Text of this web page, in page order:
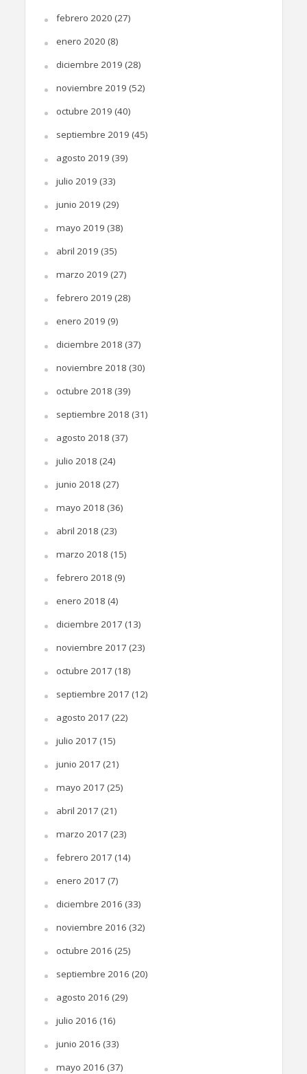
febrero 2020 (27)
enero 2020 (8)
diciembre 2019 (28)
noviembre 2019 (52)
octubre 2019 (40)
septiembre 2019 (45)
agosto 2019 (39)
julio 2019 (33)
junio 2019 (29)
mayo 2019 (38)
abril 2019 (35)
marzo 2019 (27)
febrero 2019 (28)
enero 2019 (9)
diciembre 2018 (37)
noviembre 2018 (30)
octubre 2018 (39)
septiembre 2018 (31)
agosto 2018 (37)
julio 2018 (24)
junio 2018 (27)
mayo 2018 (36)
abril 2018 (23)
marzo 2018 (15)
febrero 2018 (9)
enero 2018 (4)
diciembre 2017 (13)
noviembre 2017 (23)
octubre 2017 (18)
septiembre 2017 (12)
agosto 2017 (22)
julio 2017 (15)
junio 2017 (21)
mayo 2017 (25)
abril 2017 (21)
marzo 2017 (23)
febrero 2017 (14)
enero 2017 (7)
diciembre 2016 (33)
noviembre 2016 (32)
octubre 2016 (25)
septiembre 2016 (20)
agosto 2016 (29)
julio 2016 (16)
junio 2016 (33)
mayo 2016 (37)